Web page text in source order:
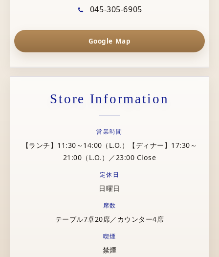
045-305-6905
Google Map
Store Information
営業時間
【ランチ】11:30～14:00（L.O.）【ディナー】17:30～
21:00（L.O.）／23:00 Close
定休日
日曜日
席数
テーブル7卓20席／カウンター4席
喫煙
禁煙